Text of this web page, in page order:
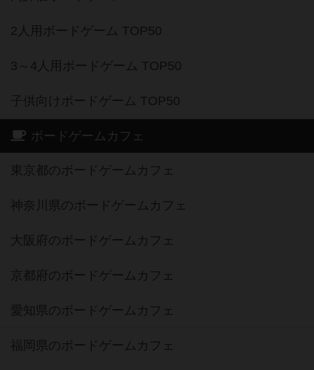
2人用ボードゲーム TOP50
3～4人用ボードゲーム TOP50
子供向けボードゲーム TOP50
ボードゲームカフェ
東京都のボードゲームカフェ
神奈川県のボードゲームカフェ
大阪府のボードゲームカフェ
京都府のボードゲームカフェ
愛知県のボードゲームカフェ
福岡県のボードゲームカフェ